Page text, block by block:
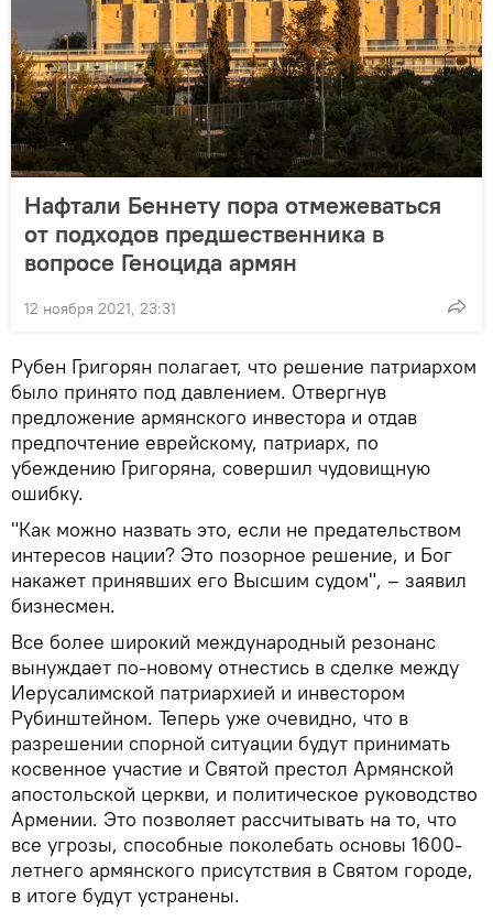
Нафтали Беннету пора отмежеваться
от подходов предшественника в
вопросе Геноцида армян
12 ноября 2021, 23:31
Рубен Григорян полагает, что решение патриархом
было принято под давлением. Отвергнув
предложение армянского инвестора и отдав
предпочтение еврейскому, патриарх, по
убеждению Григоряна, совершил чудовищную
ошибку.
"Как можно назвать это, если не предательством
интересов нации? Это позорное решение, и Бог
накажет принявших его Высшим судом", – заявил
бизнесмен.
Все более широкий международный резонанс
вынуждает по-новому отнестись в сделке между
Иерусалимской патриархией и инвестором
Рубинштейном. Теперь уже очевидно, что в
разрешении спорной ситуации будут принимать
косвенное участие и Святой престол Армянской
апостольской церкви, и политическое руководство
Армении. Это позволяет рассчитывать на то, что
все угрозы, способные поколебать основы 1600-
летнего армянского присутствия в Святом городе,
в итоге будут устранены.